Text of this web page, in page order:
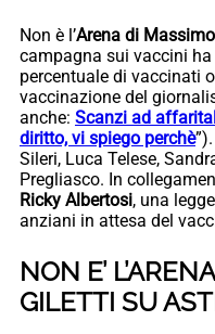
Non è l’Arena di
campagna sui vaccini
percentuale di vaccinati
vaccinazione del
anche: Scanzi ad
diritto, vi spiego perchè
Sileri, Luca Telese,
Pregliasco. In
Ricky Albertosi, una
anziani in attesa del
NON E’
GILETTI SU